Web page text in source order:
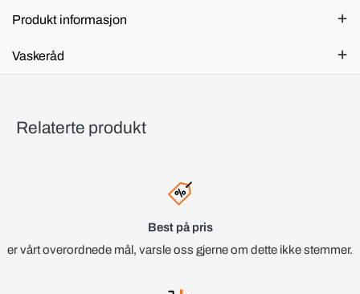
Produkt informasjon
Vaskeråd
Relaterte produkt
Best på pris
er vårt overordnede mål, varsle oss gjerne om dette ikke stemmer.